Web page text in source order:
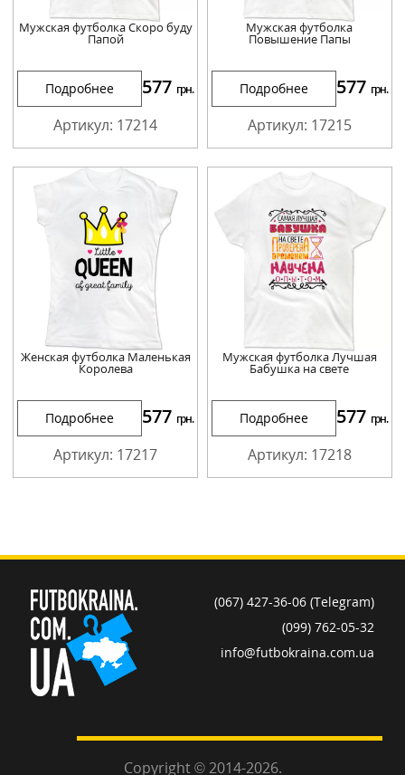
Мужская футболка Скоро буду
Папой
Подробнее 577 грн.
Артикул: 17214
Мужская футболка
Повышение Папы
Подробнее 577 грн.
Артикул: 17215
Женская футболка Маленькая
Королева
Подробнее 577 грн.
Артикул: 17217
Мужская футболка Лучшая
Бабушка на свете
Подробнее 577 грн.
Артикул: 17218
(067) 427-36-06 (Telegram)
(099) 762-05-32
info@futbokraina.com.ua
Copyright © 2014-2026.